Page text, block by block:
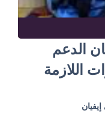
الدعم
اللازمة